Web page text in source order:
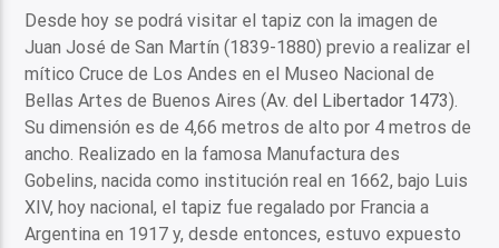
Desde hoy se podrá visitar el tapiz con la imagen de
Juan José de San Martín (1839-1880) previo a realizar el
mítico Cruce de Los Andes en el Museo Nacional de
Bellas Artes de Buenos Aires (Av. del Libertador 1473).
Su dimensión es de 4,66 metros de alto por 4 metros de
ancho. Realizado en la famosa Manufactura des
Gobelins, nacida como institución real en 1662, bajo Luis
XIV, hoy nacional, el tapiz fue regalado por Francia a
Argentina en 1917 y, desde entonces, estuvo expuesto